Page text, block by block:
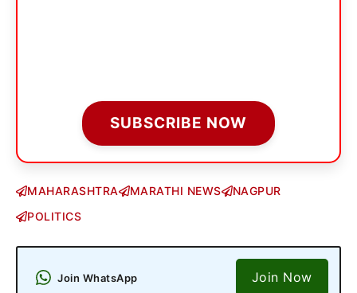
SUBSCRIBE NOW
MAHARASHTRA MARATHI NEWS
NAGPUR
POLITICS
Join WhatsApp Join Now